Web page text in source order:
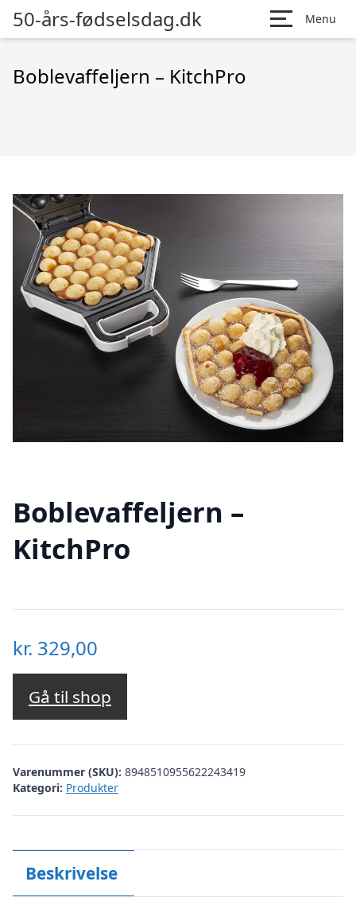
50-års-fødselsdag.dk Menu
Boblevaffeljern – KitchPro
Boblevaffeljern –
KitchPro
kr. 329,00
Gå til shop
Varenummer (SKU): 8948510955622243419
Kategori: Produkter
Beskrivelse